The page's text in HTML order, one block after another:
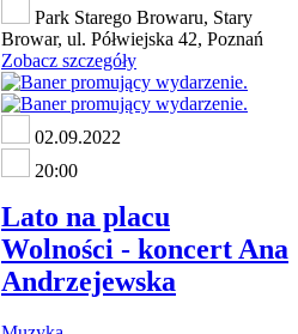
Park Starego Browaru, Stary
Browar, ul. Półwiejska 42, Poznań
Zobacz szczegóły
02.09.2022
20:00
Lato na placu
Wolności - koncert Ana
Andrzejewska